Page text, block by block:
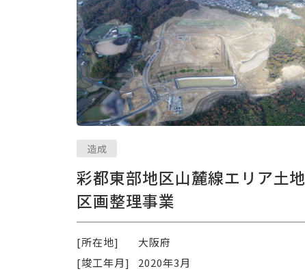
造成
彩都東部地区山麓線エリア土地
区画整理事業
[所在地]
大阪府
[竣工年月]
2020年3月